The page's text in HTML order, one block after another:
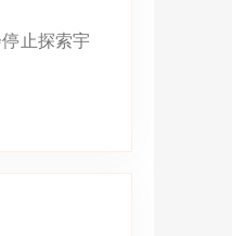
止探索宇